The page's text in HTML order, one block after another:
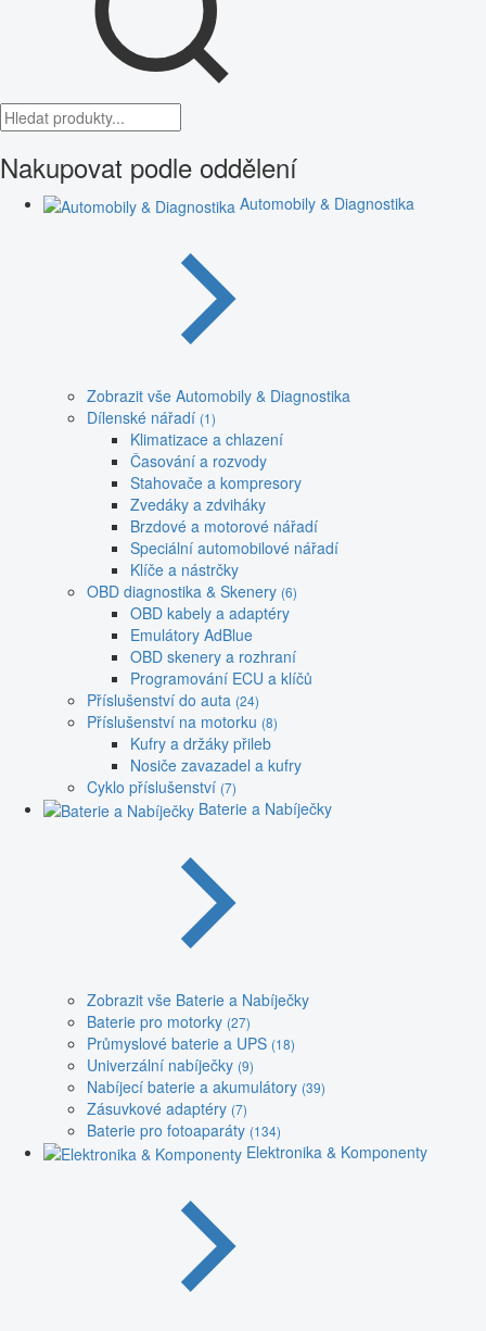
Nakupovat podle oddělení
Automobily & Diagnostika
Zobrazit vše Automobily & Diagnostika
Dílenské nářadí (1)
Klimatizace a chlazení
Časování a rozvody
Stahovače a kompresory
Zvedáky a zdviháky
Brzdové a motorové nářadí
Speciální automobilové nářadí
Klíče a nástrčky
OBD diagnostika & Skenery (6)
OBD kabely a adaptéry
Emulátory AdBlue
OBD skenery a rozhraní
Programování ECU a klíčů
Příslušenství do auta (24)
Příslušenství na motorku (8)
Kufry a držáky přileb
Nosiče zavazadel a kufry
Cyklo příslušenství (7)
Baterie a Nabíječky
Zobrazit vše Baterie a Nabíječky
Baterie pro motorky (27)
Průmyslové baterie a UPS (18)
Univerzální nabíječky (9)
Nabíjecí baterie a akumulátory (39)
Zásuvkové adaptéry (7)
Baterie pro fotoaparáty (134)
Elektronika & Komponenty